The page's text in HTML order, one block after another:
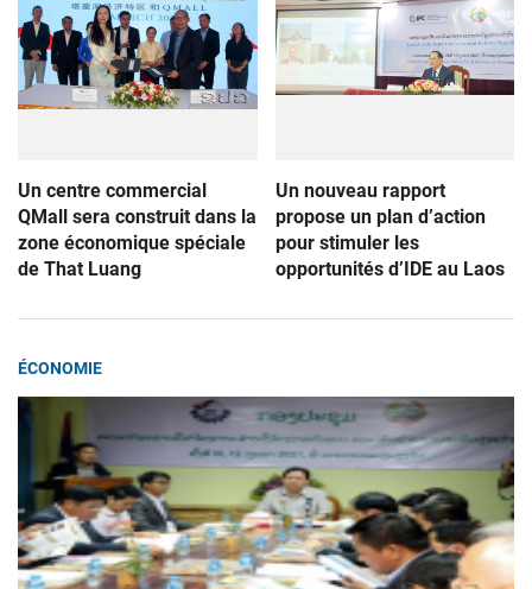
Un centre commercial
QMall sera construit dans la
zone économique spéciale
de That Luang
Un nouveau rapport
propose un plan d’action
pour stimuler les
opportunités d’IDE au Laos
ÉCONOMIE